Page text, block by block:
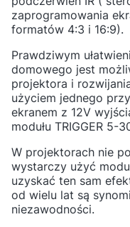
zaprogramowania
formatów 4:3 i 16:9).
Prawdziwym
domowego jest
projektora i
użyciem jednego
ekranem z 12V
modułu TRIGGER 5-
W projektorach nie
wystarczy użyć
uzyskać ten sam
od wielu lat są
niezawodności.